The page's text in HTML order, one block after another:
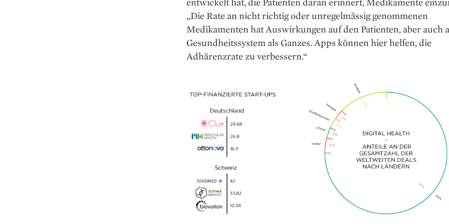
„Die Rate an nicht richtig oder unregelmässig genommenen
Medikamenten hat Auswirkungen auf den Patienten, aber auch
Gesundheitssystem als Ganzes. Apps können hier helfen, die
Adhärenzrate zu verbessern.“